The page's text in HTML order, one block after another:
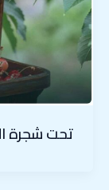
تحت شجرة